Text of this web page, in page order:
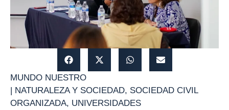
MUNDO NUESTRO
| NATURALEZA Y SOCIEDAD, SOCIEDAD CIVIL
ORGANIZADA, UNIVERSIDADES